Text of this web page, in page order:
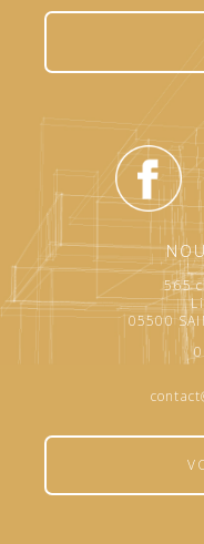
565
05500